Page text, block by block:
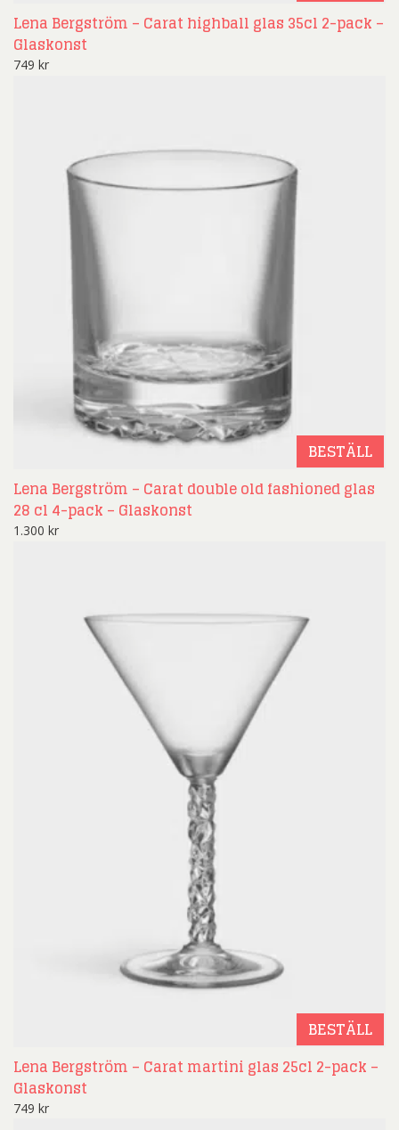
Lena Bergström – Carat highball glas 35cl 2-pack –
Glaskonst
749 kr
BESTÄLL
Lena Bergström – Carat double old fashioned glas
28 cl 4-pack – Glaskonst
1.300 kr
BESTÄLL
Lena Bergström – Carat martini glas 25cl 2-pack –
Glaskonst
749 kr